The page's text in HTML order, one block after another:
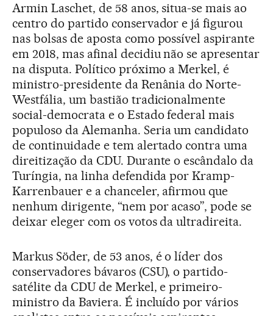
Armin Laschet, de 58 anos, situa-se mais ao
centro do partido conservador e já figurou
nas bolsas de aposta como possível aspirante
em 2018, mas afinal decidiu não se apresentar
na disputa. Político próximo a Merkel, é
ministro-presidente da Renânia do Norte-
Westfália, um bastião tradicionalmente
social-democrata e o Estado federal mais
populoso da Alemanha. Seria um candidato
de continuidade e tem alertado contra uma
direitização da CDU. Durante o escândalo da
Turíngia, na linha defendida por Kramp-
Karrenbauer e a chanceler, afirmou que
nenhum dirigente, “nem por acaso”, pode se
deixar eleger com os votos da ultradireita.
Markus Söder, de 53 anos, é o líder dos
conservadores bávaros (CSU), o partido-
satélite da CDU de Merkel, e primeiro-
ministro da Baviera. É incluído por vários